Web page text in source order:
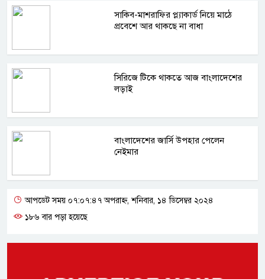
সাকিব-মাশরাফির প্ল্যাকার্ড নিয়ে মাঠে
প্রবেশে আর থাকছে না বাধা
সিরিজে টিকে থাকতে আজ বাংলাদেশের
লড়াই
বাংলাদেশের জার্সি উপহার পেলেন
নেইমার
আপডেট সময় ০৭:০৭:৪৭ অপরাহ্ন, শনিবার, ১৪ ডিসেম্বর ২০২৪
১৮৬ বার পড়া হয়েছে